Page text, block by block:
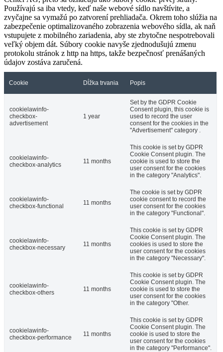
Používajú sa iba vtedy, keď naše webové sídlo navštívite, a
zvyčajne sa vymažú po zatvorení prehliadača. Okrem toho slúžia na
zabezpečenie optimalizovaného zobrazenia webového sídla, ak naň
vstupujete z mobilného zariadenia, aby ste zbytočne nespotrebovali
veľký objem dát. Súbory cookie navyše zjednodušujú zmenu
protokolu stránok z http na https, takže bezpečnosť prenášaných
údajov zostáva zaručená.
Cookie Dĺžka trvania Popis
cookielawinfo-
checkbox-
advertisement
1 year
Set by the GDPR Cookie
Consent plugin, this cookie is
used to record the user
consent for the cookies in the
"Advertisement" category .
cookielawinfo-
checkbox-analytics
11 months
This cookie is set by GDPR
Cookie Consent plugin. The
cookie is used to store the
user consent for the cookies
in the category "Analytics".
cookielawinfo-
checkbox-functional
11 months
The cookie is set by GDPR
cookie consent to record the
user consent for the cookies
in the category "Functional".
cookielawinfo-
checkbox-necessary
11 months
This cookie is set by GDPR
Cookie Consent plugin. The
cookies is used to store the
user consent for the cookies
in the category "Necessary".
cookielawinfo-
checkbox-others
11 months
This cookie is set by GDPR
Cookie Consent plugin. The
cookie is used to store the
user consent for the cookies
in the category "Other.
cookielawinfo-
checkbox-performance
11 months
This cookie is set by GDPR
Cookie Consent plugin. The
cookie is used to store the
user consent for the cookies
in the category "Performance".